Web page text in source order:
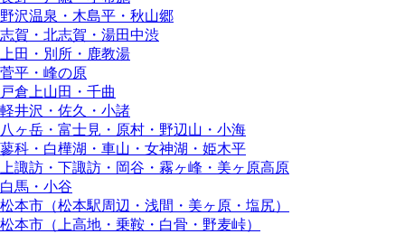
野沢温泉・木島平・秋山郷
志賀・北志賀・湯田中渋
上田・別所・鹿教湯
菅平・峰の原
戸倉上山田・千曲
軽井沢・佐久・小諸
八ヶ岳・富士見・原村・野辺山・小海
蓼科・白樺湖・車山・女神湖・姫木平
上諏訪・下諏訪・岡谷・霧ヶ峰・美ヶ原高原
白馬・小谷
松本市（松本駅周辺・浅間・美ヶ原・塩尻）
松本市（上高地・乗鞍・白骨・野麦峠）